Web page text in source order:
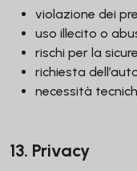
violazione dei
uso illecito o
rischi per la
richiesta
necessità
13. Privacy